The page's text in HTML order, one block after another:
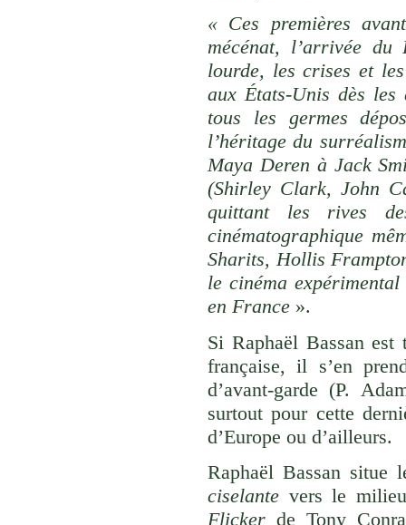
« Ces premières
mécénat, l’arrivée
lourde, les crises et
aux États-Unis dès les
tous les germes
l’héritage du
Maya Deren à Jack
(Shirley Clark, John
quittant les rives
cinématographique
Sharits, Hollis
le cinéma
en France ».
Si Raphaël Bassan
française, il s’en
d’avant-garde (P.
surtout pour cette
d’Europe ou d’ailleurs.
Raphaël Bassan situe
ciselante vers le
Flicker de Tony